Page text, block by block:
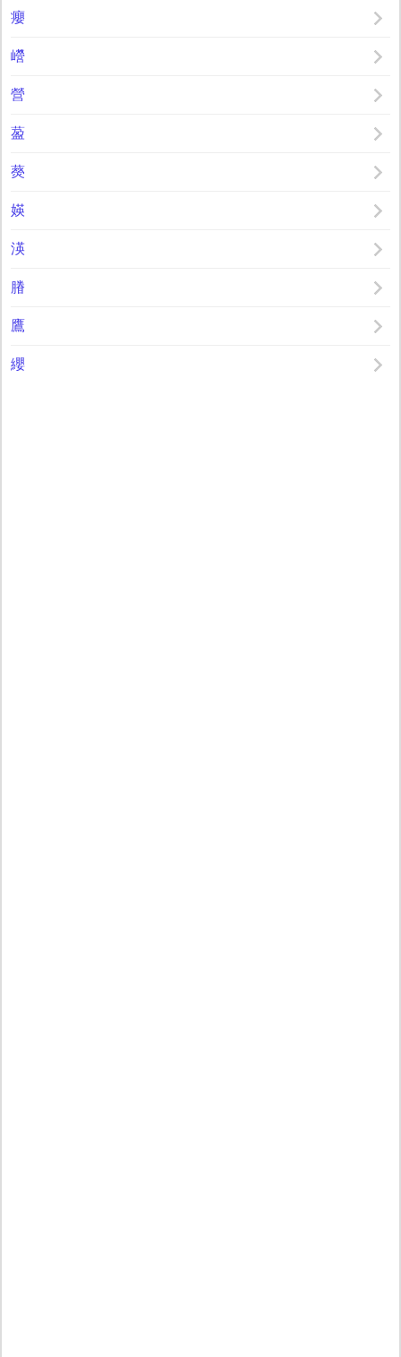
癭
巆
營
萾
藀
媖
渶
膡
鷹
纓